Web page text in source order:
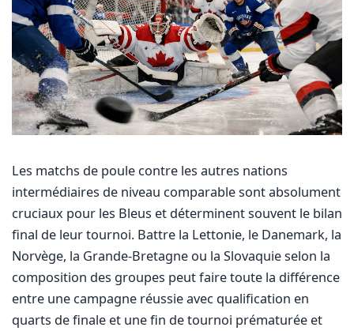
Les matchs de poule contre les autres nations
intermédiaires de niveau comparable sont absolument
cruciaux pour les Bleus et déterminent souvent le bilan
final de leur tournoi. Battre la Lettonie, le Danemark, la
Norvège, la Grande-Bretagne ou la Slovaquie selon la
composition des groupes peut faire toute la différence
entre une campagne réussie avec qualification en
quarts de finale et une fin de tournoi prématurée et